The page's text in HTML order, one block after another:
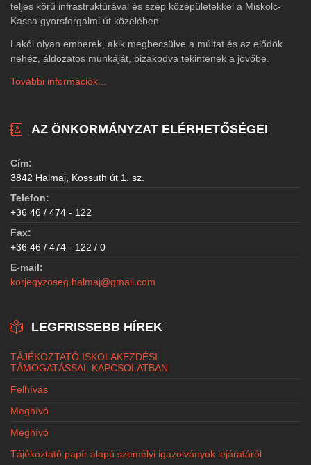
teljes körű infrastruktúrával és szép középületekkel a Miskolc-
Kassa gyorsforgalmi út közelében.
Lakói olyan emberek, akik megbecsülve a múltat és az elődök
nehéz, áldozatos munkáját, bizakodva tekintenek a jövőbe.
További információk...
AZ ÖNKORMÁNYZAT ELÉRHETŐSÉGEI
Cím:
3842 Halmaj, Kossuth út 1. sz.
Telefon:
+36 46 / 474 - 122
Fax:
+36 46 / 474 - 122 / 0
E-mail:
korjegyzoseg.halmaj@gmail.com
LEGFRISSEBB HÍREK
TÁJÉKOZTATÓ ISKOLAKEZDÉSI
TÁMOGATÁSSAL KAPCSOLATBAN
Felhívás
Meghívó
Meghívó
Tájékoztató papír alapú személyi igazolványok lejáratáról